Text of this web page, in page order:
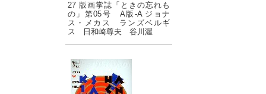
27 版画掌誌「ときの忘れも
の」第05号 A版-A ジョナ
ス・メカス ランズベルギ
ス 日和崎尊夫 谷川渥